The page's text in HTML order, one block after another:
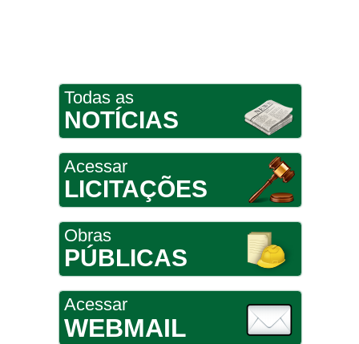
Todas as
NOTÍCIAS
Acessar
LICITAÇÕES
Obras
PÚBLICAS
Acessar
WEBMAIL